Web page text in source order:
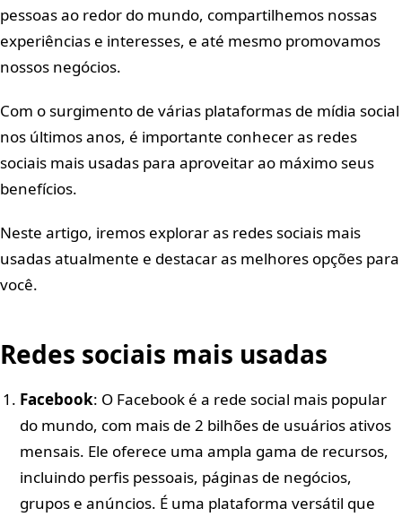
pessoas ao redor do mundo, compartilhemos nossas
experiências e interesses, e até mesmo promovamos
nossos negócios.
Com o surgimento de várias plataformas de mídia social
nos últimos anos, é importante conhecer as redes
sociais mais usadas para aproveitar ao máximo seus
benefícios.
Neste artigo, iremos explorar as redes sociais mais
usadas atualmente e destacar as melhores opções para
você.
Redes sociais mais usadas
Facebook: O Facebook é a rede social mais popular
do mundo, com mais de 2 bilhões de usuários ativos
mensais. Ele oferece uma ampla gama de recursos,
incluindo perfis pessoais, páginas de negócios,
grupos e anúncios. É uma plataforma versátil que